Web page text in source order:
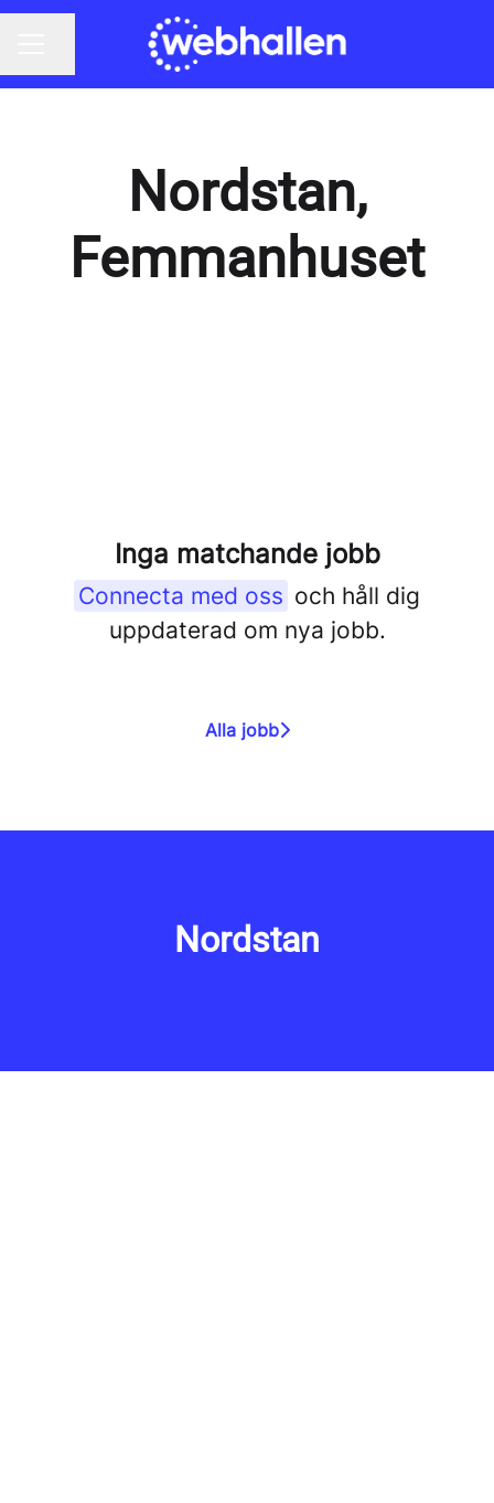
Nordstan,
Femmanhuset
Inga matchande jobb
Connecta med oss och håll dig
uppdaterad om nya jobb.
Alla jobb
Nordstan